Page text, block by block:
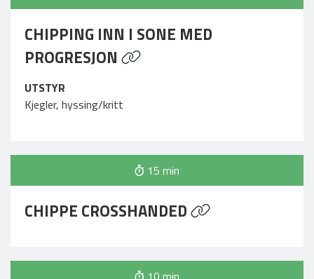
CHIPPING INN I SONE MED
PROGRESJON
UTSTYR
Kjegler, hyssing/kritt
15 min
CHIPPE CROSSHANDED